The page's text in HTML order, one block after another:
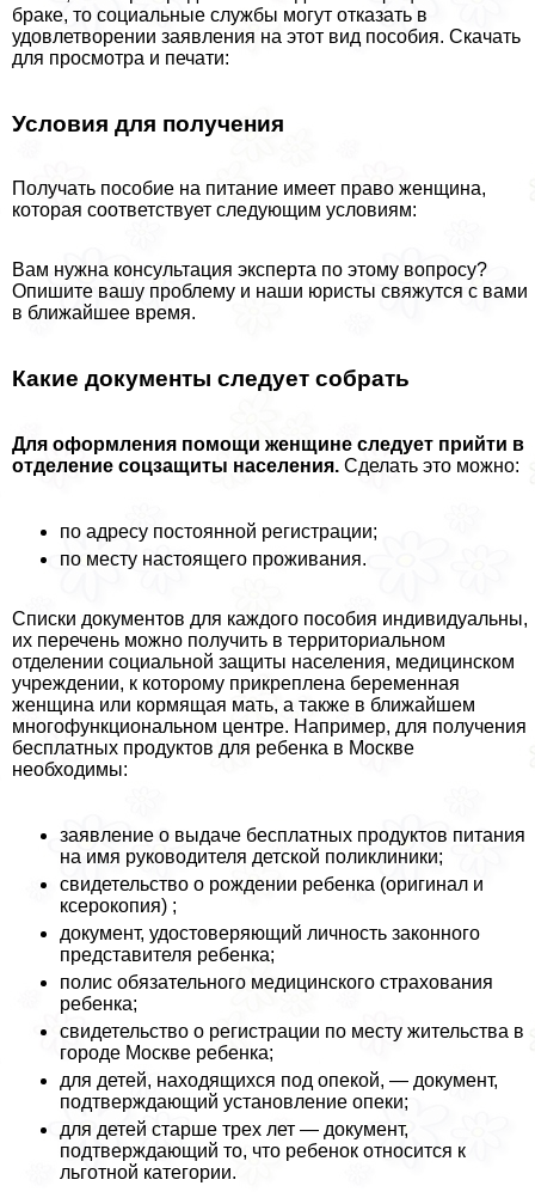
бpaке, то социальные службы могут отказать в
удовлетворении заявления на этот вид пособия. Скачать
для просмотра и печати:
Условия для получения
Получать пособие на питание имеет право женщина,
которая соответствует следующим условиям:
Вам нужна консультация эксперта по этому вопросу?
Опишите вашу проблему и наши юристы свяжутся с вами
в ближайшее время.
Какие документы следует собрать
Для оформления помощи женщине следует прийти в
отделение соцзащиты населения. Сделать это можно:
по адресу постоянной регистрации;
по месту настоящего проживания.
Списки документов для каждого пособия индивидуальны,
их перечень можно получить в территориальном
отделении социальной защиты населения, медицинском
учреждении, к которому прикреплена беременная
женщина или кормящая мать, а также в ближайшем
многофункциональном центре. Например, для получения
бесплатных продуктов для ребенка в Москве
необходимы:
заявление о выдаче бесплатных продуктов питания
на имя руководителя детской поликлиники;
свидетельство о рождении ребенка (оригинал и
ксерокопия) ;
документ, удостоверяющий личность законного
представителя ребенка;
полис обязательного медицинского страхования
ребенка;
свидетельство о регистрации по месту жительства в
городе Москве ребенка;
для детей, находящихся под опекой, — документ,
подтверждающий установление опеки;
для детей старше трех лет — документ,
подтверждающий то, что ребенок относится к
льготной категории.